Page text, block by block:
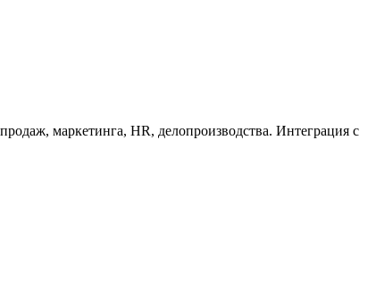
маркетинга, HR, делопроизводства. Интеграция с